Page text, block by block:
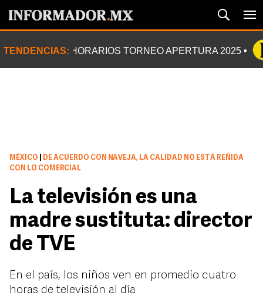
TENDENCIAS: HORARIOS TORNEO APERTURA 2025
MÉXICO
DE ACUERDO CON NAVEJA, LA CALIDAD NO ESTÁ REÑIDA
CON LO COMERCIAL
La televisión es una
madre sustituta: director
de TVE
En el país, los niños ven en promedio cuatro
horas de televisión al día